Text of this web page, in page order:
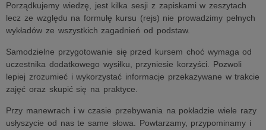
Porządkujemy wiedzę, jest kilka sesji z zapiskami w zeszytach
lecz ze względu na formułę kursu (rejs) nie prowadzimy pełnych
wykładów ze wszystkich zagadnień od podstaw.
Samodzielne przygotowanie się przed kursem choć wymaga od
uczestnika dodatkowego wysiłku, przyniesie korzyści. Pozwoli
lepiej zrozumieć i wykorzystać informacje przekazywane w trakcie
zajęć oraz skupić się na praktyce.
Przy manewrach i w czasie przebywania na pokładzie wiele razy
usłyszycie od nas te same słowa. Powtarzamy, przypominamy i